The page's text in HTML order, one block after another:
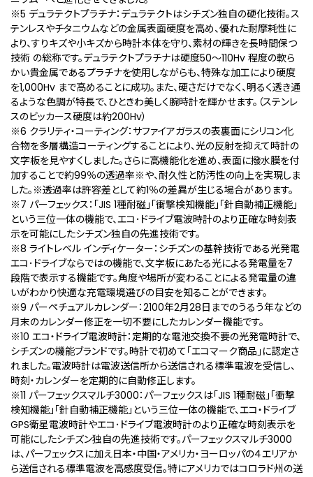
※5 デュラテクトプラチナ：デュラテクトはシチズン独⾃の硬化技術。ス
テンレスやチタニウムなどの⾦属表⾯硬度を⾼め、優れた耐摩耗性に
より、すりキズや⼩キズから時計本体を守り、素材の輝きを⻑時間保つ
技術 の総称です。デュラテクトプラチナは硬度50〜110Hv 程度の軟ら
かい貴⾦属であるプラチナを使⽤しながらも、特殊な加⼯により硬度
を1,000Hv まで⾼めることに成功。また、硬さだけでなく、明るく透き通
るような⾊調が特⻑で、ひときわ美しく腕時計を輝かせます。（ステンレ
スのビッカース硬度は約200Hv）
※6 クラリティ・コーティング：サファイアガラスの表裏⾯にシリコン化
合物を多層構造コーティングすることにより、光の反射を抑えて時計の
文字板を見やすくしました。さらに高機能化を進め、表面に撥水膜を付
加することで約99％の透過率※や、耐久性と防汚性の向上を実現しま
した。※透過率は許容差として約1％の差異が生じる場合があります。
※7 パーフェックス：「JIS 1種耐磁」「衝撃検知機能」「針自動補正機能」
という三位一体の機能で、エコ･ドライブ電波時計のより正確な時刻表
示を可能にしたシチズン独自の先進技術です。
※8 ライトレベル インディケーター：シチズンの基幹技術である光発電
エコ･ドライブならではの機能で、文字板にあたる光による発電量を7
段階で表示する機能です。角度や場所が変わることによる発電量の違
いがわかり快適な充電環境選びの目安を知ることができます。
※9 パーペチュアルカレンダー：2100年2月28日までのうるう年などの
月末のカレンダー修正を一切不要にしたカレンダー機能です。
※10 エコ・ドライブ電波時計：定期的な電池交換不要の光発電時計で、
シチズンの機能ブランドです。時計で初めて「エコマーク商品」に認定さ
れました。電波時計は電波送信所から送信される標準電波を受信し、
時刻・カレンダーを定期的に自動修正します。
※11 パーフェックスマルチ3000：パーフェックスは「JIS 1種耐磁」「衝撃
検知機能」「針自動補正機能」という三位一体の機能で、エコ・ドライブ
GPS衛星電波時計やエコ･ドライブ電波時計のより正確な時刻表示を
可能にしたシチズン独自の先進技術です。パーフェックスマルチ3000
は、パーフェックスに加え日本・中国・アメリカ・ヨーロッパの４エリアか
ら送信される標準電波を高感度受信。特にアメリカではコロラド州の送